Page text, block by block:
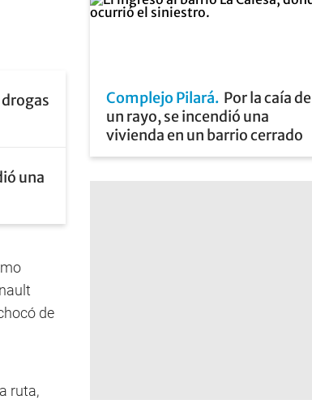
una
de
ruta,
Complejo Pilará Por la caía de
un rayo, se incendió una
vivienda en un barrio cerrado